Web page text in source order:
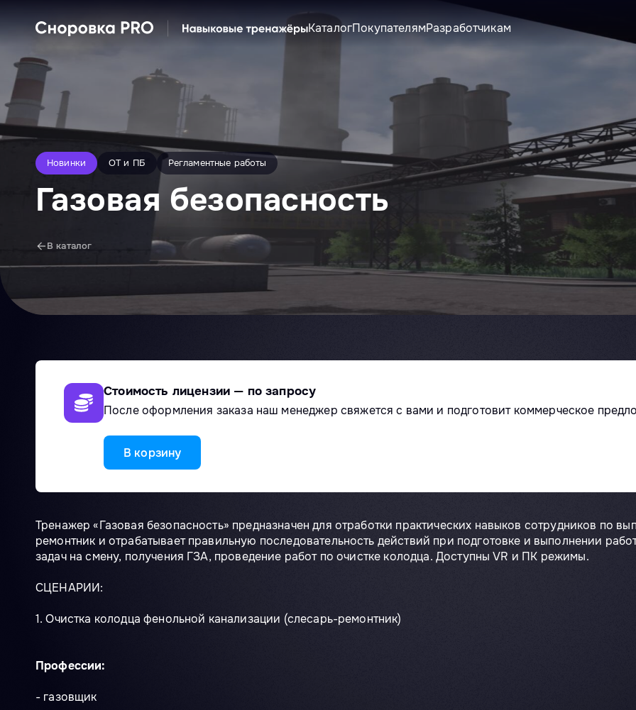
КаталогПокупателямРазработчикам
Новинки ОТ и ПБ Регламентные работы
Газовая безопасность
В каталог
Стоимость лицензии — по запросу
После оформления заказа наш менеджер свяжется с вами и подготовит коммерческое
В корзину
Тренажер «Газовая безопасность» предназначен для отработки практических навыков сотрудников по
ремонтник и отрабатывает правильную последовательность действий при подготовке и выполнении
задач на смену, получения ГЗА, проведение работ по очистке колодца. Доступны VR и ПК режимы.
СЦЕНАРИИ:
1. Очистка колодца фенольной канализации (слесарь-ремонтник)
Профессии:
- газовщик